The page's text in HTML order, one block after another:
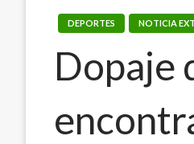
DEPORTES NOTICIA
Dopaje